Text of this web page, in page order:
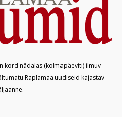
kord nädalas (kolmapäeviti) ilmuv
Raplamaa uudiseid kajastav